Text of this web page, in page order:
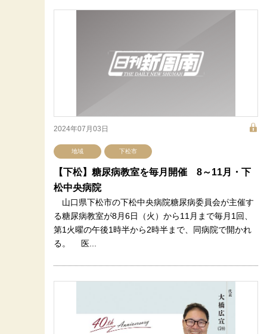
2024年07月03日
地域 下松市
【下松】糖尿病教室を毎月開催 8～11月・下
松中央病院
山口県下松市の下松中央病院糖尿病委員会が主催す
る糖尿病教室が8月6日（火）から11月まで毎月1回、
第1火曜の午後1時半から2時半まで、同病院で開かれ
る。 医...